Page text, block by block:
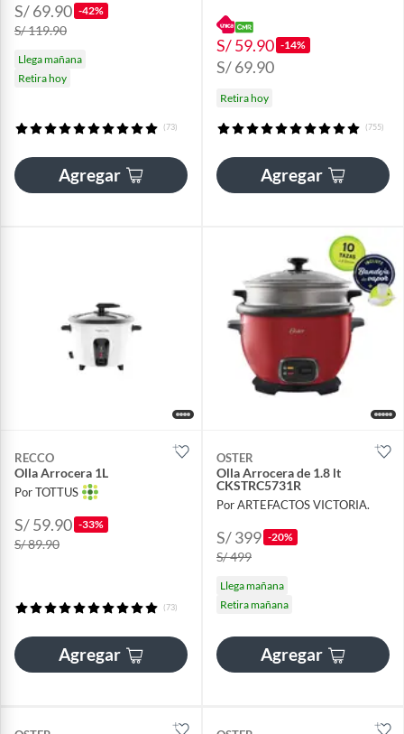
S/ 69.90 -42%
S/ 119.90
Llega mañana
Retira hoy
(73)
Agregar
S/ 59.90 -14%
S/ 69.90
Retira hoy
(755)
Agregar
RECCO
Olla Arrocera 1L
Por TOTTUS
S/ 59.90 -33%
S/ 89.90
(73)
Agregar
OSTER
Olla Arrocera de 1.8 lt
CKSTRC5731R
Por ARTEFACTOS VICTORIA.
S/ 399 -20%
S/ 499
Llega mañana
Retira mañana
Agregar